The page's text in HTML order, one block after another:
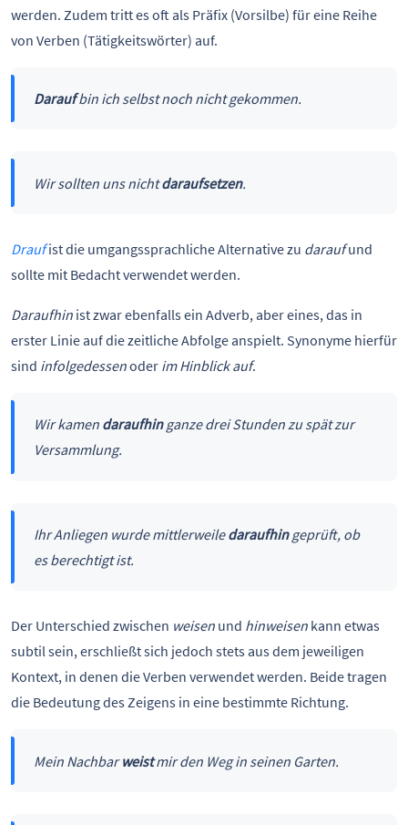
werden. Zudem tritt es oft als Präfix (Vorsilbe) für eine Reihe
von Verben (Tätigkeitswörter) auf.
Daraufbin ich selbst noch nicht gekommen.
Wir sollten uns nichtdaraufsetzen.
Draufist die umgangssprachliche Alternative zu daraufund
sollte mit Bedacht verwendet werden.
Daraufhin ist zwar ebenfalls ein Adverb, aber eines, das in
erster Linie auf die zeitliche Abfolge anspielt. Synonyme hierfür
sind infolgedessenoder im Hinblick auf.
Wir kamendaraufhinganze drei Stunden zu spät zur
Versammlung.
Ihr Anliegen wurde mittlerweiledaraufhingeprüft, ob
es berechtigt ist.
Der Unterschied zwischen weisen und hinweisen kann etwas
subtil sein, erschließt sich jedoch stets aus dem jeweiligen
Kontext, in denen die Verben verwendet werden. Beide tragen
die Bedeutung des Zeigens in eine bestimmte Richtung.
Mein Nachbarweistmir den Weg in seinen Garten.